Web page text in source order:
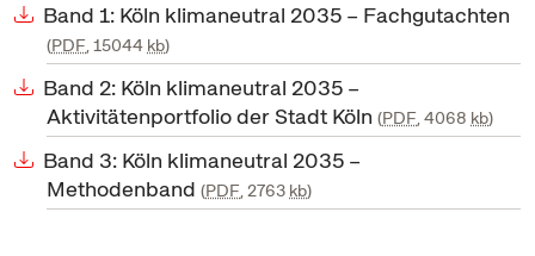
Band 1: Köln klimaneutral 2035 – Fachgutachten
PDF, 15044 kb
Band 2: Köln klimaneutral 2035 –
Aktivitätenportfolio der Stadt Köln PDF, 4068 kb
Band 3: Köln klimaneutral 2035 –
Methodenband PDF, 2763 kb